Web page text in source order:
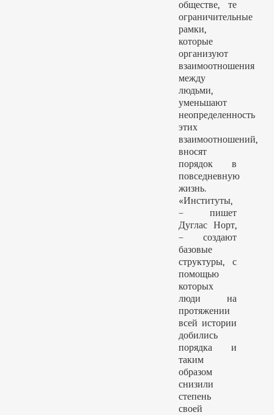
обществе, те
ограничительные
рамки,
которые
организуют
взаимоотношения
между
людьми,
уменьшают
неопределенность
этих
взаимоотношений,
вносят
порядок в
повседневную
жизнь.
«Институты,
– пишет
Дуглас Норт,
– создают
базовые
структуры, с
помощью
которых
люди на
протяжении
всей истории
добились
порядка и
таким
образом
снизили
степень
своей